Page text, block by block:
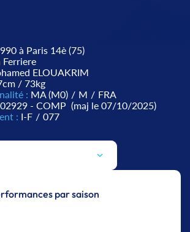
à Paris 14è (75)
Ferriere
ELOUAKRIM
/ 73kg
: MA (M0) / M / FRA
- COMP (maj le 07/10/2025)
: I-F / 077
par saison